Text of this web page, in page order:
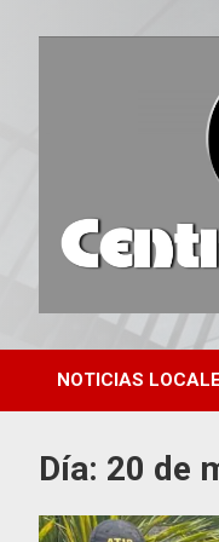
Central
Central de Noticias
NOTICIAS
Día: 20 de